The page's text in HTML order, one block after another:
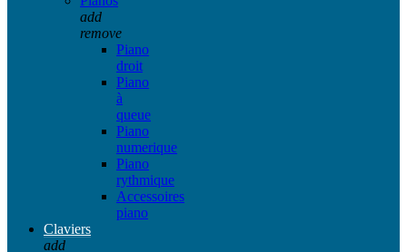
add
remove
Piano
droit
Piano
à
queue
Piano
numerique
Piano
rythmique
Accessoires
piano
Claviers
add